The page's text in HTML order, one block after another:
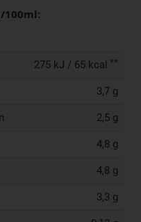
100ml:
275 kJ / 65 kcal **
3,7 g
2,5 g
4,8 g
4,8 g
3,3 g